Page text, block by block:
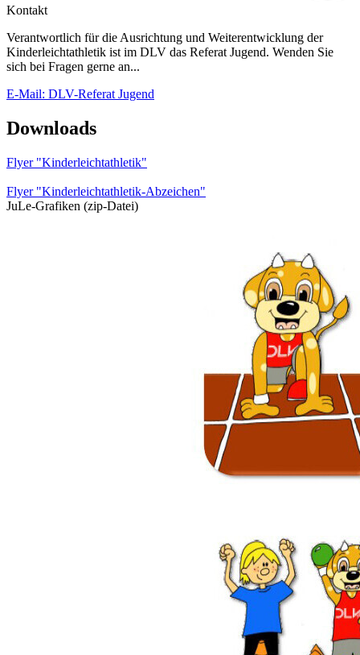
Kontakt
Verantwortlich für die Ausrichtung und Weiterentwicklung der
Kinderleichtathletik ist im DLV das Referat Jugend. Wenden Sie
sich bei Fragen gerne an...
E-Mail: DLV-Referat Jugend
Downloads
Flyer "Kinderleichtathletik"
Flyer "Kinderleichtathletik-Abzeichen"
JuLe-Grafiken (zip-Datei)